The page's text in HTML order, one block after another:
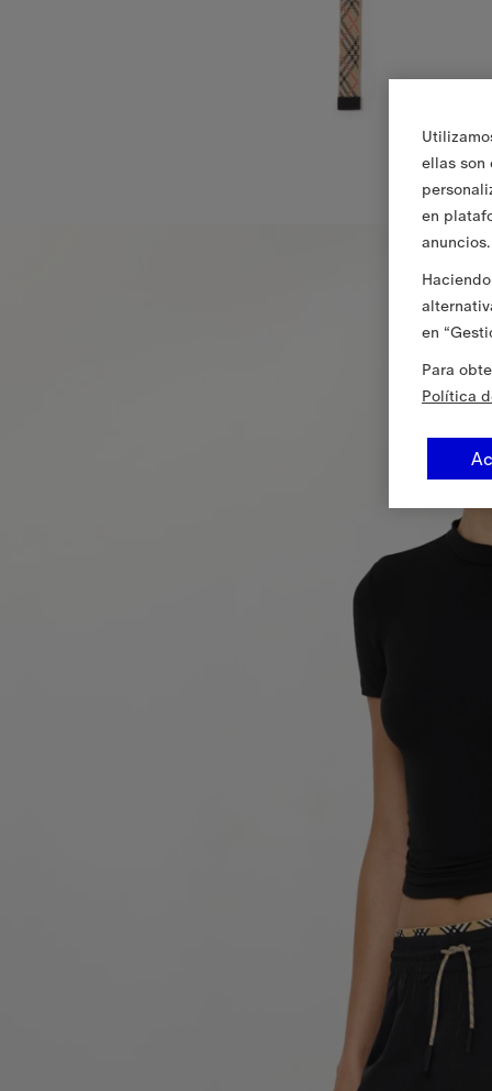
ellas son
en
anuncios.
en
Para
Política